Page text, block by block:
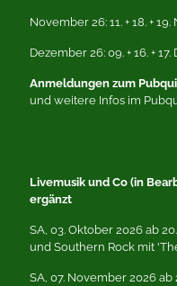
November 26: 11. + 18. +
Dezember 26: 09. + 16. +
Anmeldungen zum
und weitere Infos im
Livemusik und Co (in
ergänzt
SA, 03. Oktober 2026 ab
und Southern Rock mit
SA, 07. November 2026